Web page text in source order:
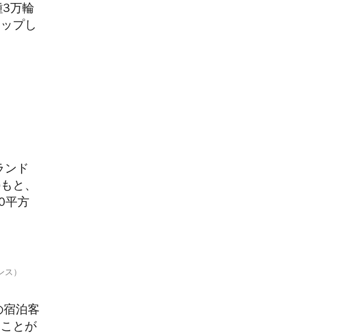
3万輪
プし
ンド
と、
平方
）
宿泊客
とが